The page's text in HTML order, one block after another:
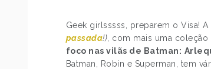
Geek girlsssss, preparem o Visa!
passada!) , com mais uma
foco nas vilãs de Batman:
Batman, Robin e Superman, tem
POST ANTERIOR
O CASAMENTO DA MÔNICA
E DO CEBOLINHA